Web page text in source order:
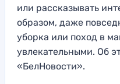
или рассказывать
образом, даже
уборка или поход в
увлекательными. Об
«БелНовости».